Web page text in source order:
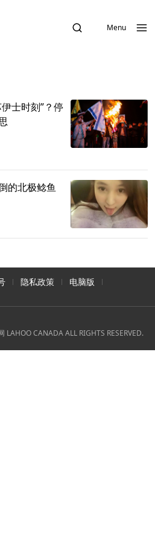
Menu
士时刻”？停
的北极鲶鱼
隐私政策 电脑版
CANADA ALL RIGHTS RESERVED.